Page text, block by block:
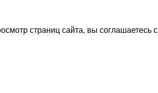
страниц сайта, вы соглашаетесь